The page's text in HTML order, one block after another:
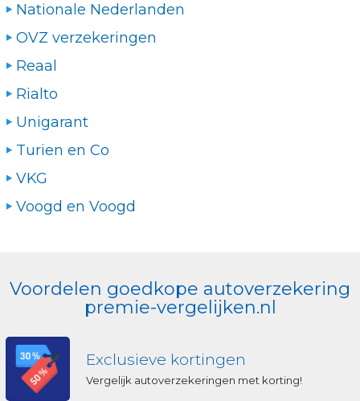
Nationale Nederlanden
OVZ verzekeringen
Reaal
Rialto
Unigarant
Turien en Co
VKG
Voogd en Voogd
Voordelen goedkope autoverzekering
premie-vergelijken.nl
Exclusieve kortingen
Vergelijk autoverzekeringen met korting!